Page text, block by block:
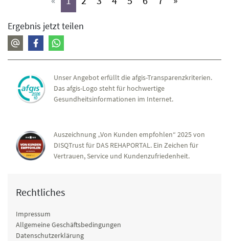
Ergebnis jetzt teilen
Unser Angebot erfüllt die afgis-Transparenzkriterien.
Das afgis-Logo steht für hochwertige
Gesundheitsinformationen im Internet.
Auszeichnung „Von Kunden empfohlen“ 2025 von
DISQTrust für DAS REHAPORTAL. Ein Zeichen für
Vertrauen, Service und Kundenzufriedenheit.
Rechtliches
Impressum
Allgemeine Geschäftsbedingungen
Datenschutzerklärung